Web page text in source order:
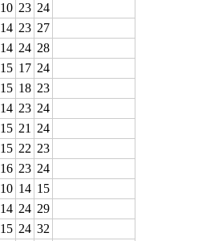
10 23 24
14 23 27
14 24 28
15 17 24
15 18 23
14 23 24
15 21
24
15 22 23
16 23 24
10 14 15
14 24 29
15 24 32